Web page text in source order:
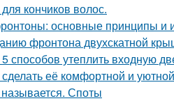
кончиков волос.
основные принципы и
фронтона двухскатной
способов утеплить входную
её комфортной и уютной
Споты